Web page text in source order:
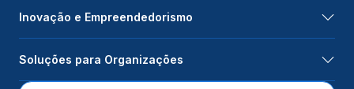
Inovação e Empreendedorismo
Soluções para Organizações